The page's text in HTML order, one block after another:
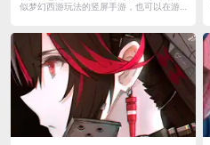
似梦幻西游玩法的竖屏手游，也可以在游